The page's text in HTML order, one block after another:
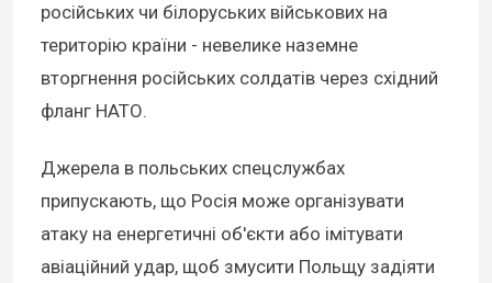
російських чи білоруських військових на
територію країни - невелике наземне
вторгнення російських солдатів через східний
фланг НАТО.
Джерела в польських спецслужбах
припускають, що Росія може організувати
атаку на енергетичні об'єкти або імітувати
авіаційний удар, щоб змусити Польщу задіяти